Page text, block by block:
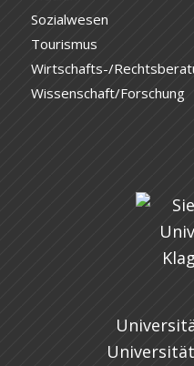
Sozialwesen
Tourismus
Wirtschafts-/
Wissenschaft/Forschung